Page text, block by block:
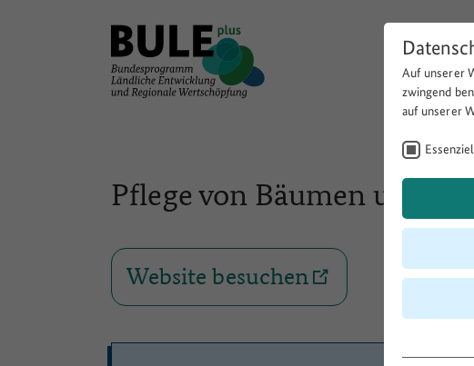
Auf unserer
zwingend
auf unserer
Pflege von Bäumen und
Website besuchen